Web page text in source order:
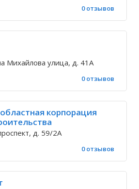
0 отзывов
Михайлова улица, д. 41А
0 отзывов
корпорация
д. 59/2А
0 отзывов